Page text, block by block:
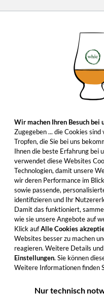
Wir machen Ihren Besuch bei
Zugegeben ... die Cookies
Tropfen, die Sie bei uns
Ihnen die beste Erfahrung bei
verwendet diese Websites
Technologien, damit unsere
wir deren Performance im
sowie passende,
identifizieren und Ihr
Damit das funktioniert,
wie sie unsere Angebote auf
Klick aufAlle Cookies
Websites besser zu machen
reagieren. Weitere Details
Einstellungen. Sie können
Weitere Informationen finden
Nur technisch